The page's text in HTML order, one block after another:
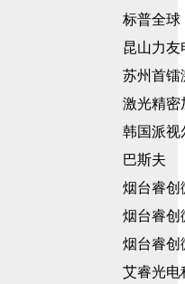
标普全球
昆山力友
苏州首镭
激光精密
韩国派视
巴斯夫
烟台睿创
烟台睿创
烟台睿创
艾睿光电